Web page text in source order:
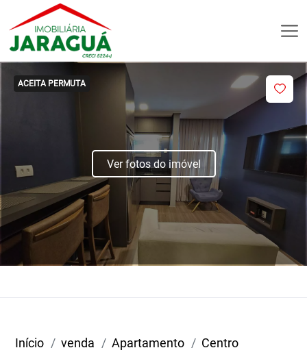
ACEITA PERMUTA
Ver fotos do imóvel
Início venda Apartamento Centro